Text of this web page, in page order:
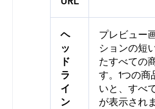
ヘ
ッ
ド
ラ
イ
ン
プレビュー
ションの短
たすべての
す。1つの
いと、すべ
が表示され